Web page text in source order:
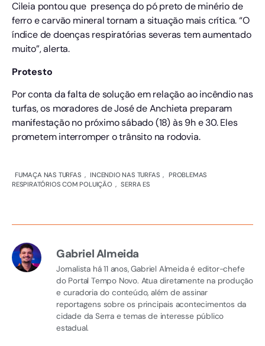
Cileia pontou que presença do pó preto de minério de
ferro e carvão mineral tornam a situação mais crítica. “O
índice de doenças respiratórias severas tem aumentado
muito”, alerta.
Protesto
Por conta da falta de solução em relação ao incêndio nas
turfas, os moradores de José de Anchieta preparam
manifestação no próximo sábado (18) às 9h e 30. Eles
prometem interromper o trânsito na rodovia.
FUMAÇA NAS TURFAS , INCENDIO NAS TURFAS , PROBLEMAS
RESPIRATÓRIOS COM POLUIÇÃO , SERRA ES
Gabriel Almeida
Jornalista há 11 anos, Gabriel Almeida é editor-chefe
do Portal Tempo Novo. Atua diretamente na produção
e curadoria do conteúdo, além de assinar
reportagens sobre os principais acontecimentos da
cidade da Serra e temas de interesse público
estadual.